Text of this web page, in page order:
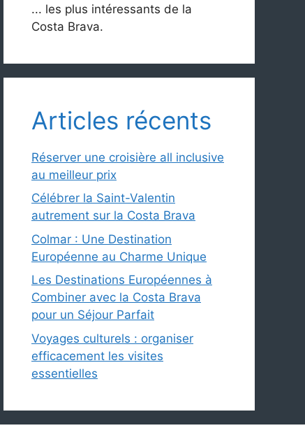
... les plus intéressants de la
Costa Brava.
Articles récents
Réserver une croisière all inclusive
au meilleur prix
Célébrer la Saint-Valentin
autrement sur la Costa Brava
Colmar : Une Destination
Européenne au Charme Unique
Les Destinations Européennes à
Combiner avec la Costa Brava
pour un Séjour Parfait
Voyages culturels : organiser
efficacement les visites
essentielles